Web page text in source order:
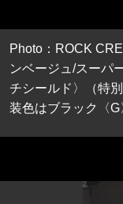
Photo：ROCK
ンベージュ/スーパ
チシールド〉（特
装色はブラック〈G